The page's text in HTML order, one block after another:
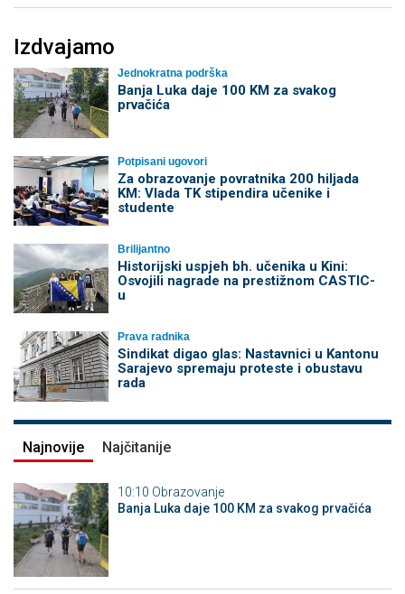
Izdvajamo
Jednokratna podrška
Banja Luka daje 100 KM za svakog
prvačića
Potpisani ugovori
Za obrazovanje povratnika 200 hiljada
KM: Vlada TK stipendira učenike i
studente
Brilijantno
Historijski uspjeh bh. učenika u Kini:
Osvojili nagrade na prestižnom CASTIC-
u
Prava radnika
Sindikat digao glas: Nastavnici u Kantonu
Sarajevo spremaju proteste i obustavu
rada
Najnovije Najčitanije
10:10 Obrazovanje
Banja Luka daje 100 KM za svakog prvačića